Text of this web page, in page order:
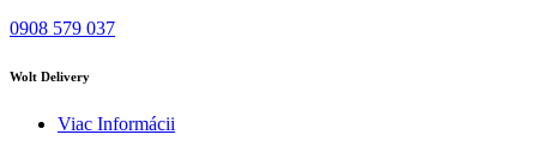
0908 579 037
Wolt Delivery
Viac Informácii